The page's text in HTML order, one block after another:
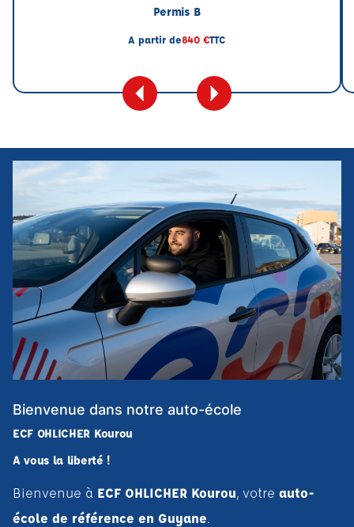
Permis B
A partir de840 €TTC
Bienvenue dans notre auto-école
ECF OHLICHER Kourou
A vous la liberté !
Bienvenue à ECF OHLICHER Kourou, votre auto-
école de référence en Guyane.